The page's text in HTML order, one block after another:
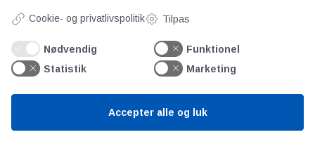
Litteratur
Forkortelser
Ståbi
Cookie- og privatlivspolitik Tilpas
Nødvendig
Funktionel
Statistik
Marketing
Accepter alle og luk